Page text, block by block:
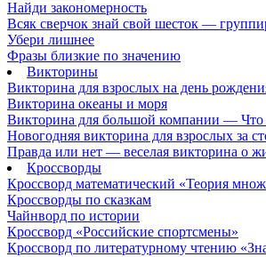
Найди закономерность
Всяк сверчок знай свой шесток —
Убери лишнее
Фразы близкие по значению
Викторины
Викторина для взрослых на день
Викторина океаны и моря
Викторина для большой компании — Что
Новогодняя викторина для взрослых за
Правда или нет — веселая викторина о
Кроссворды
Кроссворд математический «Теория
Кроссворды по сказкам
Чайнворд по истории
Кроссворд «Российские спортсмены»
Кроссворд по литературному чтению